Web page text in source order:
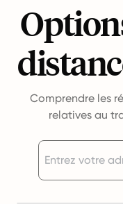
Comprendre les
relatives au